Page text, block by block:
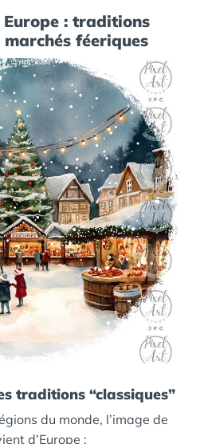
Europe : traditions
marchés féeriques
traditions “classiques”
du monde, l’image de
d’Europe :